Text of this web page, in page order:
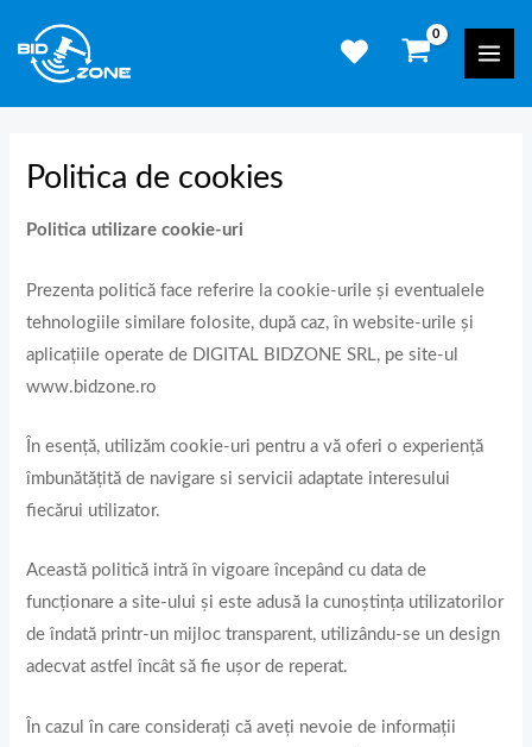
content
Politica de cookies
Politica utilizare cookie-uri
Prezenta politică face referire la cookie-urile și eventualele
tehnologiile similare folosite, după caz, în website-urile și
aplicațiile operate de DIGITAL BIDZONE SRL, pe site-ul
www.bidzone.ro
În esență, utilizăm cookie-uri pentru a vă oferi o experiență
îmbunătățită de navigare si servicii adaptate interesului
fiecărui utilizator.
Această politică intră în vigoare începând cu data de
funcționare a site-ului și este adusă la cunoștința utilizatorilor
de îndată printr-un mijloc transparent, utilizându-se un design
adecvat astfel încât să fie ușor de reperat.
În cazul în care considerați că aveți nevoie de informații